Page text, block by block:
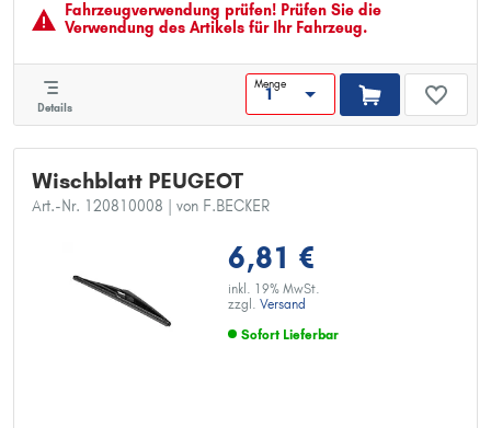
Fahrzeugver­wendung prüfen! Prüfen Sie die
Verwendung des Artikels für Ihr Fahrzeug.
Details
Menge
Wischblatt PEUGEOT
Art.-Nr. 120810008 | von F.BECKER
6,81 €
inkl. 19% MwSt.
zzgl. Versand
Sofort Lieferbar